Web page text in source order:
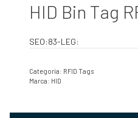
HID Bin Tag
SEO:83-LEG:
Categoría: RFID Tags
Marca: HID